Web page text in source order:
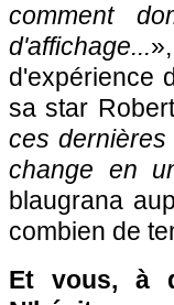
comment
d'affichage...
d'expérience
sa star
ces
change en
blaugrana
combien de
Et vous, à